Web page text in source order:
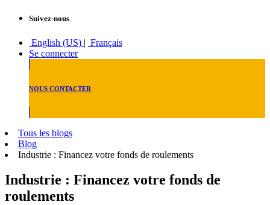
Suivez-nous
English (US) | Français
Se connecter
NOUS CONTACTER
Tous les blogs
Blog
Industrie : Financez votre fonds de roulements
Industrie : Financez votre fonds de
roulements